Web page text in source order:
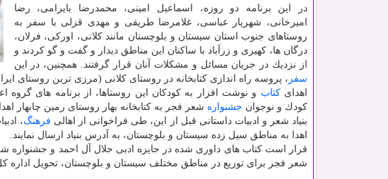
در این برنامه دو روزه، اسماعیل امینی، محمدرضا بایرامی، رضا
امیرخانی، شهریار عباسی، غلامرضا طریقی و مهدی قزلی با سفر به
روستاهای جنوب استان سیستان و بلوچستان مانند كلانی، اوركی، فرلان،
درگان ها، كهیری و زرآباد با ساكنان این مناطق دیدار و گفت و گو كردند و
از نزدیك در جریان مسائل و مشكلات آنان قرار گرفتند. همچنین، در این
سفر ، پروسه راه اندازی كتابخانه در روستای كلانی (مرزی ترین روستای
اهدایكتاب و نوشت افزار به كودكان این روستاها، از برنامه های
كودك و نوجوان جشنواره شعر فجر به كتابخانه بهار روستای رمین چابهار
بنیاد شعر و ادبیات داستانی قبل از این، طی فراخوانی از اهالی فرهنگ،
اهدا به مناطق سیل زده سیستان و بلوچستان، به آدرس بنیاد ارسال نمایند.
قرار است كتاب های داوری شده در جایزه ادبی جلال آل احمد و جشنواره
شعر فجر برای توزیع در مناطق مختلف سیستان و بلوچستان، تحویل اداره